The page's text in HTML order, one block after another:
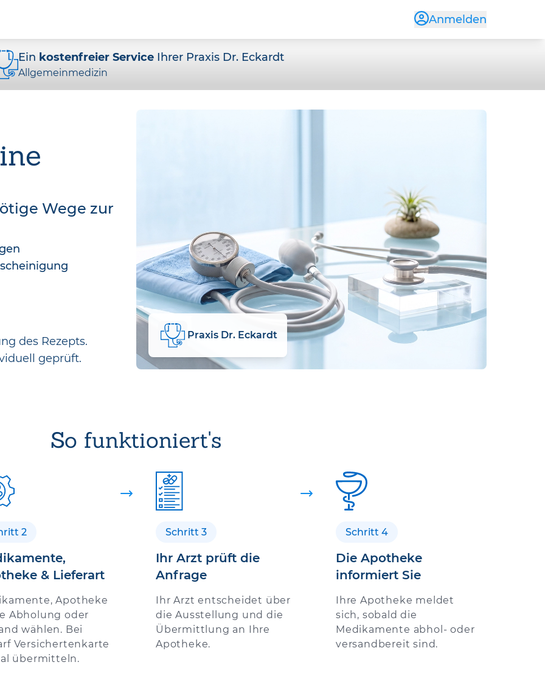
Anmelden
Ein kostenfreier ServiceIhrer Praxis Dr. Eckardt
Allgemeinmedizin
Wege zur
des Rezepts.
geprüft.
Praxis Dr. Eckardt
So funktioniert's
2
& Lieferart
Apotheke
Abholung oder
wählen. Bei
Versichertenkarte
übermitteln.
Schritt 3
Ihr Arzt prüft die
Anfrage
Ihr Arzt entscheidet über
die Ausstellung und die
Übermittlung an Ihre
Apotheke.
Schritt 4
Die Apotheke
informiert Sie
Ihre Apotheke meldet
sich, sobald die
Medikamente abhol- oder
versandbereit sind.